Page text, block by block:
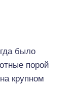
было
порой
крупном